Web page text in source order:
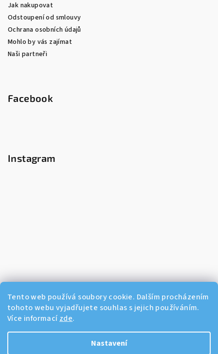
Tento web používá soubory cookie. Dalším procházením
tohoto webu vyjadřujete souhlas s jejich používáním.
Více informací zde.
Nastavení
Jak nakupovat
Odstoupení od smlouvy
Ochrana osobních údajů
Mohlo by vás zajímat
Naši partneři
Facebook
Instagram
Sledovat na Instagramu